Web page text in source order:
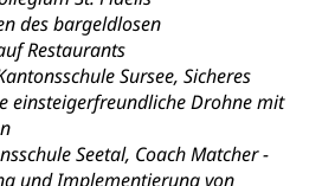
des bargeldlosen
Restaurants
Sursee, Sicheres
einsteigerfreundliche Drohne mit
Seetal, Coach Matcher -
und Implementierung von
Wildtiere
von Wildtieren
Heimtiere
Hunde
Erbenliste